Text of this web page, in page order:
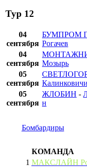
Тур 12
04
сентября
БУМПРОМ
Рогачев
04
сентября Мозырь
05
сентября Калинковичи
05
сентября
ЖЛОБИН -
н
Бомбардиры
КОМАНДА
1 МАКСЛАЙН